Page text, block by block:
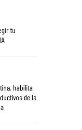
tu
de la